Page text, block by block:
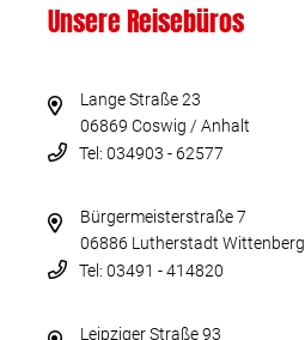
Unsere Reisebüros
Lange Straße 23
06869 Coswig / Anhalt
Tel: 034903 - 62577
Bürgermeisterstraße 7
06886 Lutherstadt Wittenberg
Tel: 03491 - 414820
Leipziger Straße 93